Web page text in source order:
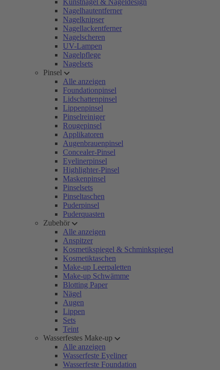
Kunstnägel & Nageldesign
Nagelhautentferner
Nagelknipser
Nagellackentferner
Nagelscheren
UV-Lampen
Nagelpflege
Nagelsets
Pinsel
Alle anzeigen
Foundationpinsel
Lidschattenpinsel
Lippenpinsel
Pinselreiniger
Rougepinsel
Applikatoren
Augenbrauenpinsel
Concealer-Pinsel
Eyelinerpinsel
Highlighter-Pinsel
Maskenpinsel
Pinselsets
Pinseltaschen
Puderpinsel
Puderquasten
Zubehör
Alle anzeigen
Anspitzer
Kosmetikspiegel & Schminkspiegel
Kosmetiktaschen
Make-up Leerpaletten
Make-up Schwämme
Blotting Paper
Nägel
Augen
Lippen
Sets
Teint
Wasserfestes Make-up
Alle anzeigen
Wasserfeste Eyeliner
Wasserfeste Foundation